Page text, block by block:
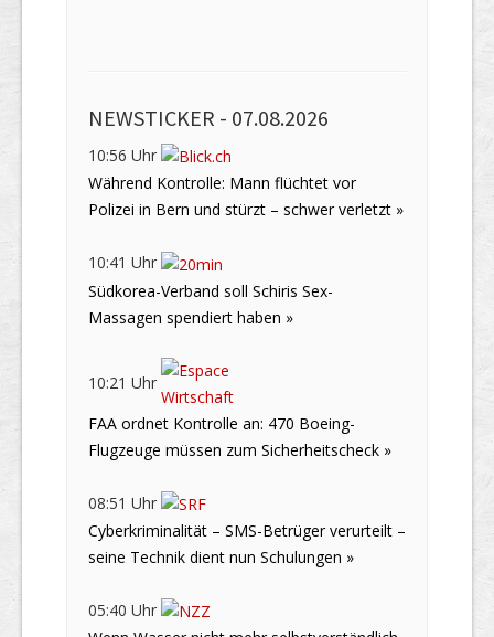
NEWSTICKER - 07.08.2026
10:56 Uhr
Während Kontrolle: Mann flüchtet vor
Polizei in Bern und stürzt – schwer verletzt »
10:41 Uhr
Südkorea-Verband soll Schiris Sex-
Massagen spendiert haben »
10:21 Uhr
FAA ordnet Kontrolle an: 470 Boeing-
Flugzeuge müssen zum Sicherheitscheck »
08:51 Uhr
Cyberkriminalität – SMS-Betrüger verurteilt –
seine Technik dient nun Schulungen »
05:40 Uhr